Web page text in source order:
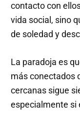
contacto con
vida social, sino
de soledad y
La paradoja es
más conectados
cercanas sigue
especialmente si